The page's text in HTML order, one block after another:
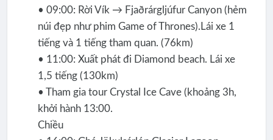
• 09:00: Rời Vík → Fjaðrárgljúfur Canyon (hẻm
núi đẹp như phim Game of Thrones).Lái xe 1
tiếng và 1 tiếng tham quan. (76km)
• 11:00: Xuất phát đi Diamond beach. Lái xe
1,5 tiếng (130km)
• Tham gia tour Crystal Ice Cave (khoảng 3h,
khởi hành 13:00.
Chiều